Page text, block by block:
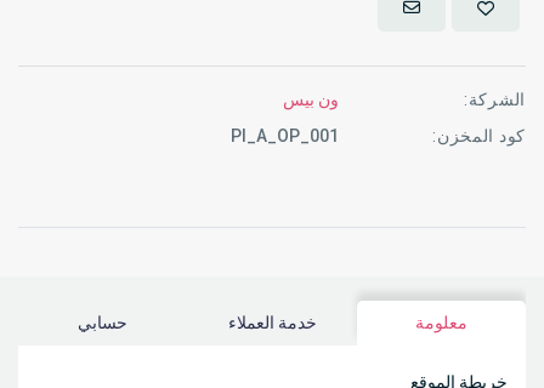
الشركة:
ون بيس
كود المخزن:
PI_A_OP_001
معلومة خدمة العملاء حسابي
خريطة الموقع